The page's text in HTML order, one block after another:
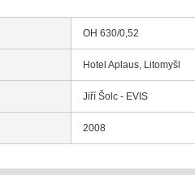
OH 630/0,52
Hotel Aplaus, Litomyšl
Jiří Šolc - EVIS
2008